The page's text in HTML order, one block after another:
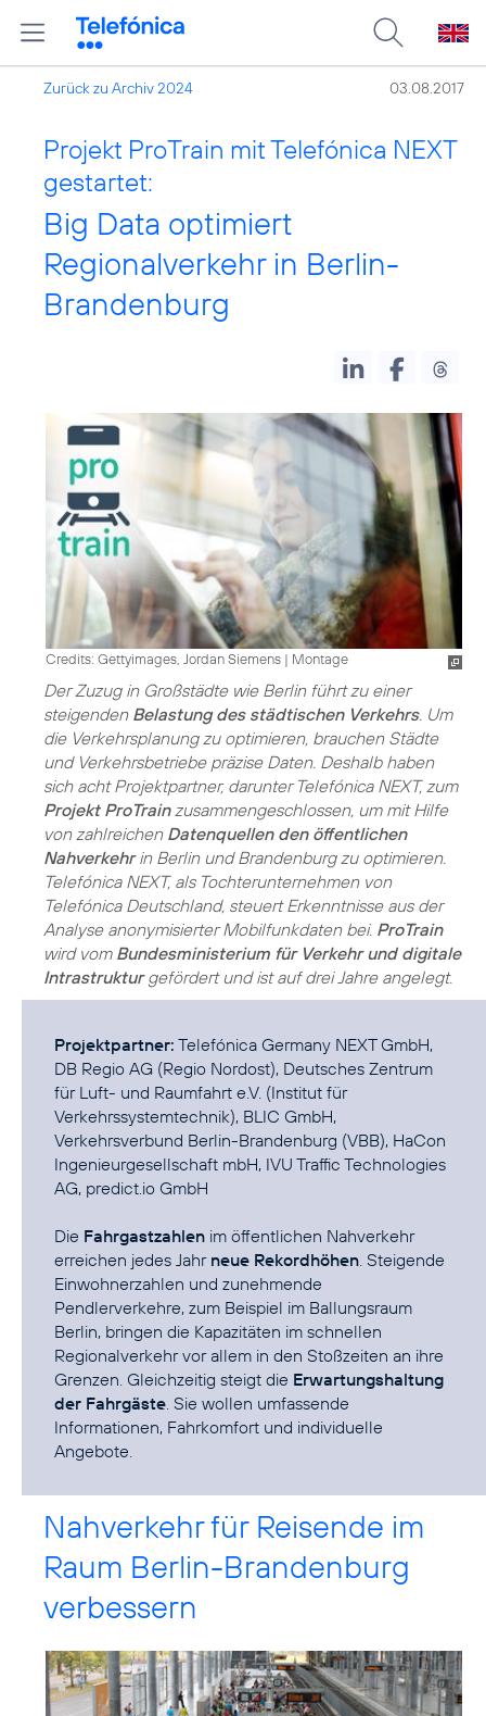
Zurück zu Archiv 2024 03.08.2017
Projekt ProTrain mit Telefónica NEXT
gestartet:
Big Data optimiert
Regionalverkehr in Berlin-
Brandenburg
Credits: Gettyimages, Jordan Siemens | Montage
Der Zuzug in Großstädte wie Berlin führt zu einer
steigenden Belastung des städtischen Verkehrs. Um
die Verkehrsplanung zu optimieren, brauchen Städte
und Verkehrsbetriebe präzise Daten. Deshalb haben
sich acht Projektpartner, darunter Telefónica NEXT, zum
Projekt ProTrainzusammengeschlossen, um mit Hilfe
von zahlreichen Datenquellen den öffentlichen
Nahverkehrin Berlin und Brandenburg zu optimieren.
Telefónica NEXT, als Tochterunternehmen von
Telefónica Deutschland, steuert Erkenntnisse aus der
Analyse anonymisierter Mobilfunkdaten bei. ProTrain
wird vom Bundesministerium für Verkehr und digitale
Intrastrukturgefördert und ist auf drei Jahre angelegt.
Projektpartner: Telefónica Germany NEXT GmbH,
DB Regio AG (Regio Nordost), Deutsches Zentrum
für Luft- und Raumfahrt e.V. (Institut für
Verkehrssystemtechnik), BLIC GmbH,
Verkehrsverbund Berlin-Brandenburg (VBB), HaCon
Ingenieurgesellschaft mbH, IVU Traffic Technologies
AG, predict.io GmbH
Die Fahrgastzahlen im öffentlichen Nahverkehr
erreichen jedes Jahr neue Rekordhöhen . Steigende
Einwohnerzahlen und zunehmende
Pendlerverkehre, zum Beispiel im Ballungsraum
Berlin, bringen die Kapazitäten im schnellen
Regionalverkehr vor allem in den Stoßzeiten an ihre
Grenzen. Gleichzeitig steigt die Erwartungshaltung
der Fahrgäste . Sie wollen umfassende
Informationen, Fahrkomfort und individuelle
Angebote.
Nahverkehr für Reisende im
Raum Berlin-Brandenburg
verbessern